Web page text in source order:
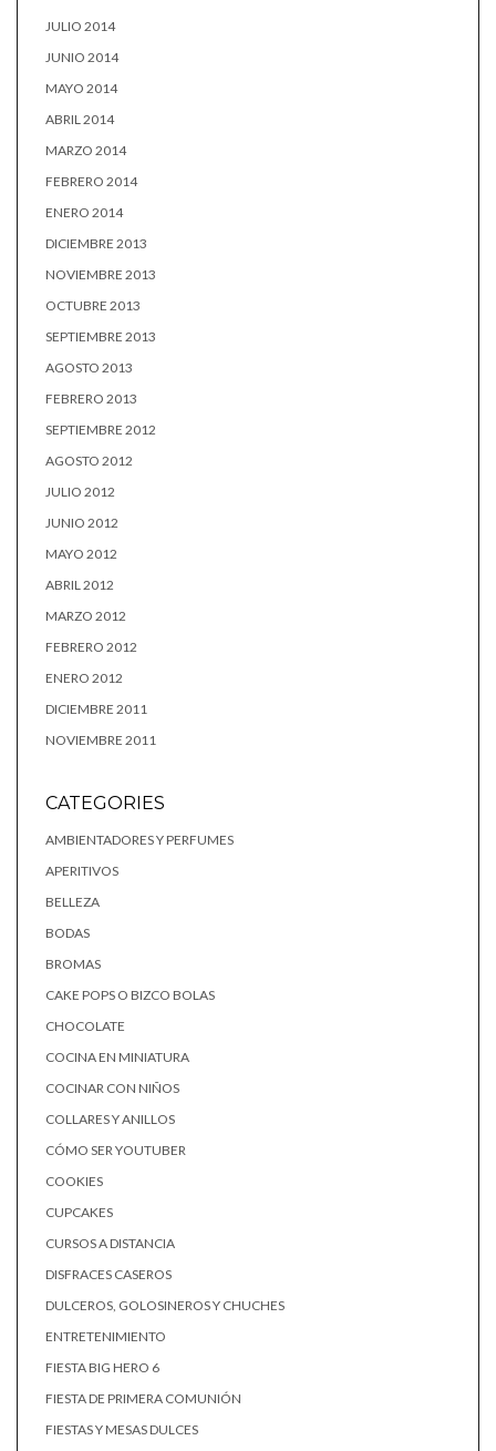
JULIO 2014
JUNIO 2014
MAYO 2014
ABRIL 2014
MARZO 2014
FEBRERO 2014
ENERO 2014
DICIEMBRE 2013
NOVIEMBRE 2013
OCTUBRE 2013
SEPTIEMBRE 2013
AGOSTO 2013
FEBRERO 2013
SEPTIEMBRE 2012
AGOSTO 2012
JULIO 2012
JUNIO 2012
MAYO 2012
ABRIL 2012
MARZO 2012
FEBRERO 2012
ENERO 2012
DICIEMBRE 2011
NOVIEMBRE 2011
CATEGORIES
AMBIENTADORES Y PERFUMES
APERITIVOS
BELLEZA
BODAS
BROMAS
CAKE POPS O BIZCO BOLAS
CHOCOLATE
COCINA EN MINIATURA
COCINAR CON NIÑOS
COLLARES Y ANILLOS
CÓMO SER YOUTUBER
COOKIES
CUPCAKES
CURSOS A DISTANCIA
DISFRACES CASEROS
DULCEROS, GOLOSINEROS Y CHUCHES
ENTRETENIMIENTO
FIESTA BIG HERO 6
FIESTA DE PRIMERA COMUNIÓN
FIESTAS Y MESAS DULCES